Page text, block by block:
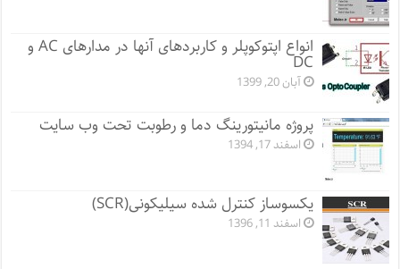
انواع اپتوکوپلر و کاربردهای آنها در مدارهای AC و
DC
آبان 20, 1399
پروژه مانيتورينگ دما و رطوبت تحت وب سایت
اسفند 17, 1394
یکسوساز کنترل شده سیلیکونی(SCR)
اسفند 11, 1396